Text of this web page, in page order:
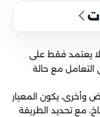
لا يعتمد فقط على
التعامل مع حالة
وأخرى، يكون المعيار
مع تحديد الطريقة